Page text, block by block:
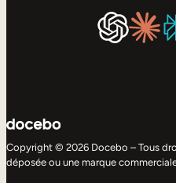
Copyright © 2026 Docebo – Tous
déposée ou une marque